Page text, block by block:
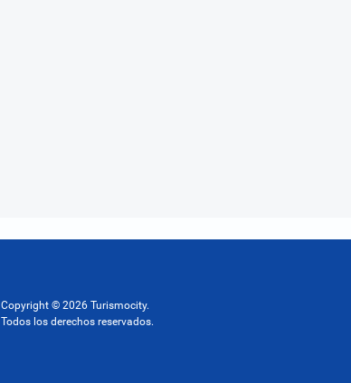
Copyright © 2026 Turismocity.
Todos los derechos reservados.